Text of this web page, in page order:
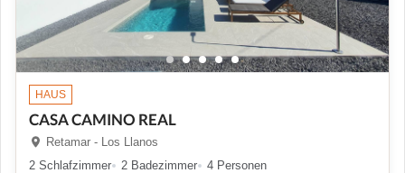
HAUS
CASA CAMINO REAL
Retamar - Los Llanos
2 Schlafzimmer
2 Badezimmer
4 Personen